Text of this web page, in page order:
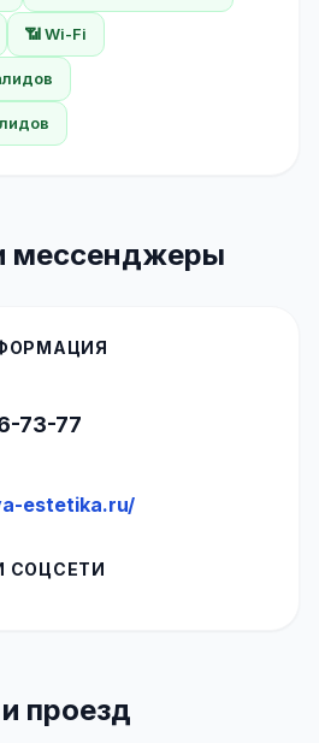
📶 Wi-Fi
мессенджеры
73-77
estetika.ru/
СОЦСЕТИ
проезд